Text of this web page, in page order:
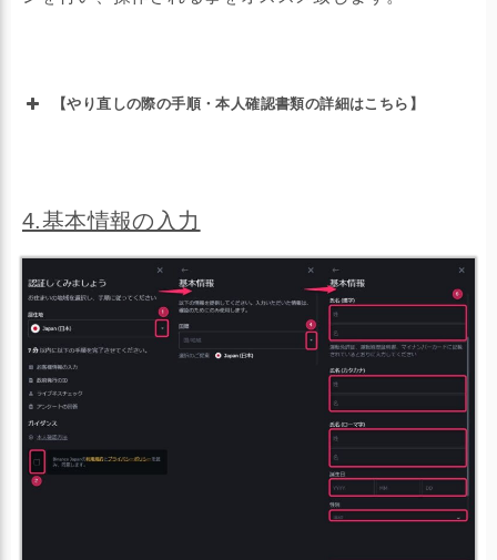
【やり直しの際の手順・本人確認書類の詳細はこちら】
4.基本情報の入力